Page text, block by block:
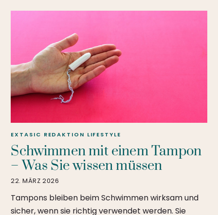
22. MÄRZ 2026
Schwimmen mit einem Tampon
– Was Sie wissen müssen
EXTASIC REDAKTION LIFESTYLE
Tampons bleiben beim Schwimmen wirksam und
sicher, wenn sie richtig verwendet werden. Sie